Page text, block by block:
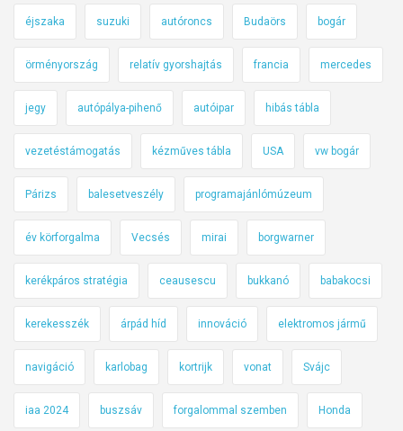
éjszaka suzuki autóroncs Budaörs bogár
örményország relatív gyorshajtás francia mercedes
jegy autópálya-pihenő autóipar hibás tábla
vezetéstámogatás kézműves tábla USA vw bogár
Párizs balesetveszély programajánlómúzeum
év körforgalma Vecsés mirai borgwarner
kerékpáros stratégia ceausescu bukkanó babakocsi
kerekesszék árpád híd innováció elektromos jármű
navigáció karlobag kortrijk vonat Svájc
iaa 2024 buszsáv forgalommal szemben Honda